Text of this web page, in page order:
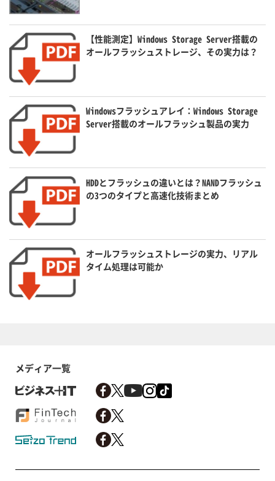
【性能測定】Windows Storage Server搭載の
オールフラッシュストレージ、その実力は？
Windowsフラッシュアレイ：Windows Storage
Server搭載のオールフラッシュ製品の実力
HDDとフラッシュの違いとは？NANDフラッシュ
の3つのタイプと高速化技術まとめ
オールフラッシュストレージの実力、リアル
タイム処理は可能か
メディア一覧